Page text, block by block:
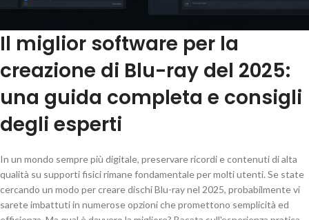
Il miglior software per la
creazione di Blu-ray del 2025:
una guida completa e consigli
degli esperti
In un mondo sempre più digitale, preservare ricordi e contenuti di alta
qualità su supporti fisici rimane fondamentale per molti utenti. Se state
cercando un modo per creare dischi Blu-ray nel 2025, probabilmente vi
sarete imbattuti in numerose opzioni che promettono semplicità ed